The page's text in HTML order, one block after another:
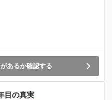
あるか確認する
目の真実